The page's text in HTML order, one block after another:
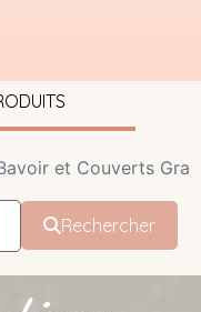
et Couverts
Rechercher